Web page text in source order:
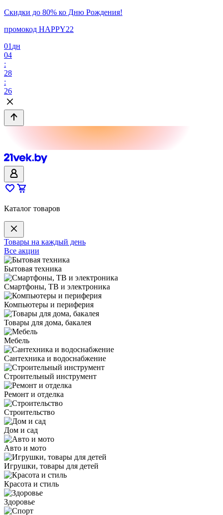
Скидки до 80% ко Дню Рождения!
промокод HAPPY22
01 дн
04
:
28
:
26
Каталог товаров
Товары на каждый день
Все акции
Бытовая техника
Смартфоны, ТВ и электроника
Компьютеры и периферия
Товары для дома, бакалея
Мебель
Сантехника и водоснабжение
Строительный инструмент
Ремонт и отделка
Строительство
Дом и сад
Авто и мото
Игрушки, товары для детей
Красота и стиль
Здоровье